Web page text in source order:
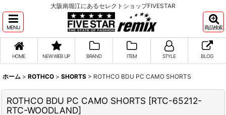
大阪南堀江にあるセレクトショップFIVESTAR
MENU 商品検索
HOME NEW WEB UP BRAND ITEM STYLE BLOG
ホーム > ROTHCO > SHORTS > ROTHCO BDU PC CAMO SHORTS
ROTHCO BDU PC CAMO SHORTS [RTC-65212-
RTC-WOODLAND]